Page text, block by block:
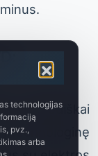
technologijas
pvz.,
arba
periodiškai
į technologinę